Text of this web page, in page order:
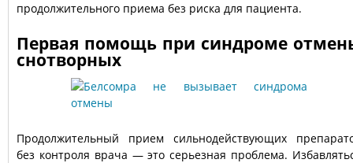
продолжительного приема без риска для пациента.
Первая помощь при синдроме
снотворных
Продолжительный прием сильнодействующих
без контроля врача — это серьезная проблема.